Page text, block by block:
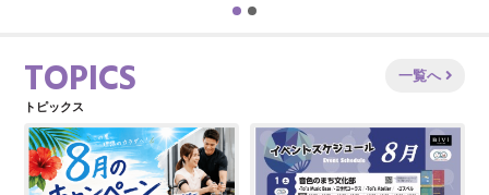
TOPICS
トピックス
一覧へ